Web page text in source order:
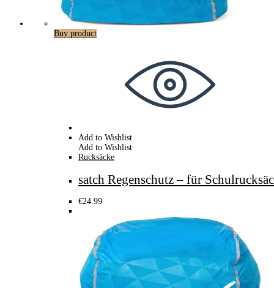
Buy product
Add to Wishlist
Add to Wishlist
Rucksäcke
satch Regenschutz – für
€24.99